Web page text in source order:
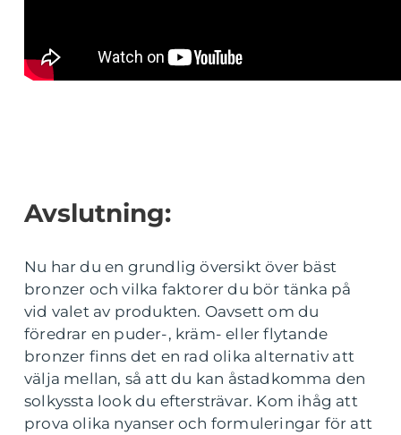
Avslutning:
Nu har du en grundlig översikt över bäst
bronzer och vilka faktorer du bör tänka på
vid valet av produkten. Oavsett om du
föredrar en puder-, kräm- eller flytande
bronzer finns det en rad olika alternativ att
välja mellan, så att du kan åstadkomma den
solkyssta look du eftersträvar. Kom ihåg att
prova olika nyanser och formuleringar för att